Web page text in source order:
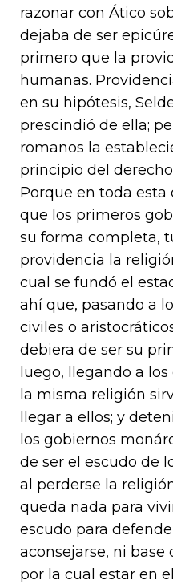
razonar con Ático
dejaba de ser
primero que la
humanas.
en su hipótesis,
prescindió de ella;
romanos la
principio del
Porque en toda esta
que los primeros
su forma completa,
providencia la
cual se fundó el
ahí que, pasando a
civiles o
debiera de ser su
luego, llegando a
la misma religión
llegar a ellos; y
los gobiernos
de ser el escudo de
al perderse la
queda nada para
escudo para
aconsejarse, ni
por la cual estar en